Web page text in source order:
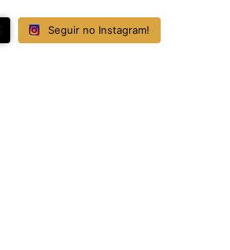
Seguir no Instagram!